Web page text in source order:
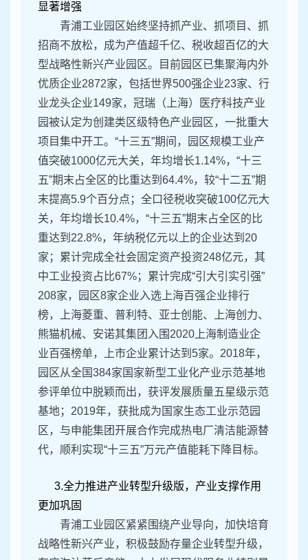
显著增强
青浦工业园区始终坚持抓产业、抓项目、抓
招商不放松，成为产值超千亿、税收超百亿的大
型战略性新兴产业园区。目前园区已集聚海内外
优质企业2872家，包括世界500强企业23家、行
业龙头企业149家，冠瑞（上海）医疗科技产业
园被认定为创建类区级特色产业园区，一批重大
项目集中开工。“十三五”期间，园区规模工业产
值突破1000亿元大关，年均增长1.14%，“十三
五”期末占全区的比重达到64.4%，较“十二五”期
末提高5.9个百分点；全口径税收突破100亿元大
关，年均增长10.4%，“十三五”期末占全区的比
重达到22.8%，年纳税亿元以上的企业达到20
家；累计完成全社会固定资产投资248亿元，其
中工业投资占比67%；累计完成“引大引实引强”
208家，园区8家企业入选上海百强企业排行
榜，上海菱重、普利特、亚士创能、上海创力、
熊猫机械、安诺其集团入围2020上海制造业企
业百强榜单，上市企业累计达到5家。2018年，
园区从全国384家国家新型工业化产业示范基地
参评单位中脱颖而出，获评发展质量五星级示范
基地；2019年，获批成为国家生态工业示范园
区，与申能集团开展合作完成热电厂清洁能源替
代，顺利实现“十三五”万元产值能耗下降目标。
3.全力推进产业转型升级版，产业支撑作用
更加巩固
青浦工业园区紧紧围绕产业导向，加快培育
战略性新兴产业，积极鼓励存量企业转型升级，